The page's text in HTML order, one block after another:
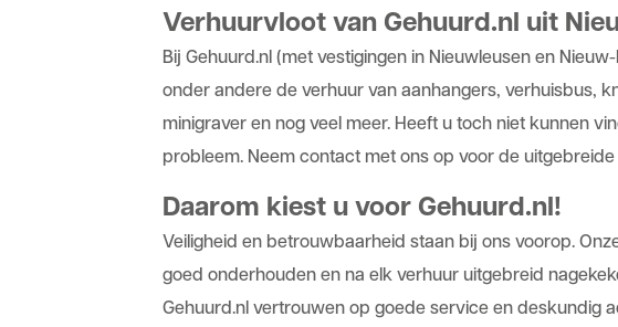
Verhuurvloot van Gehuurd.nl uit
Bij Gehuurd.nl (met vestigingen in Nieuwleusen en
onder andere de verhuur van aanhangers, verhuisbus,
minigraver en nog veel meer. Heeft u toch niet kunnen
probleem. Neem contact met ons op voor de
Daarom kiest u voor Gehuurd.nl!
Veiligheid en betrouwbaarheid staan bij ons voorop.
goed onderhouden en na elk verhuur uitgebreid
Gehuurd.nl vertrouwen op goede service en deskundig